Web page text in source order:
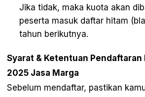
Jika tidak, maka kuota akan
peserta masuk daftar hitam
tahun berikutnya.
Syarat & Ketentuan Pendaftaran
2025 Jasa Marga
Sebelum mendaftar, pastikan